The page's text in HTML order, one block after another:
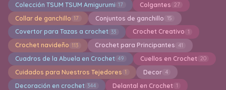
Colección TSUM TSUM Amigurumi 17 Colgantes 27
Collar de ganchillo 17 Conjuntos de ganchillo 15
Covertor para Tazas a crochet 33 Crochet Creativo 1
Crochet navideño 113 Crochet para Principantes 41
Cuadros de la Abuela en Crochet 49 Cuellos en Crochet 20
Cuidados para Nuestros Tejedores 1 Decor 4
Decoración en crochet 344 Delantal en Crochet 1